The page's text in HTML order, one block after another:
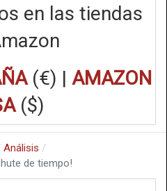
en las tiendas
(€) | AMAZON
($)
Análisis
de tiempo!